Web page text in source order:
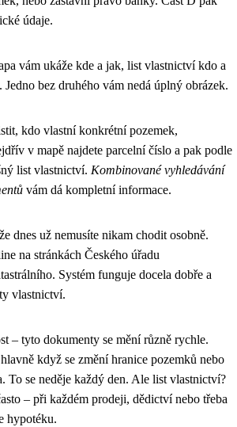
údaje.
vám ukáže kde a jak, list vlastnictví kdo a
bez druhého vám nedá úplný obrázek.
kdo vlastní konkrétní pozemek,
v mapě najdete parcelní číslo a pak podle
list vlastnictví. Kombinované vyhledávání
vám dá kompletní informace.
dnes už nemusíte nikam chodit osobně.
na stránkách Českého úřadu
Systém funguje docela dobře a
vlastnictví.
– tyto dokumenty se mění různě rychle.
když se změní hranice pozemků nebo
To se neděje každý den. Ale list vlastnictví?
– při každém prodeji, dědictví nebo třeba
hypotéku.